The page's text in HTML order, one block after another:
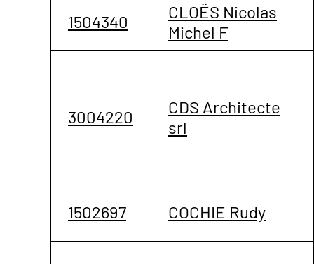
1504340
CLOËS Nicolas
Michel F
3004220
CDS Architecte
srl
1502697 COCHIE Rudy